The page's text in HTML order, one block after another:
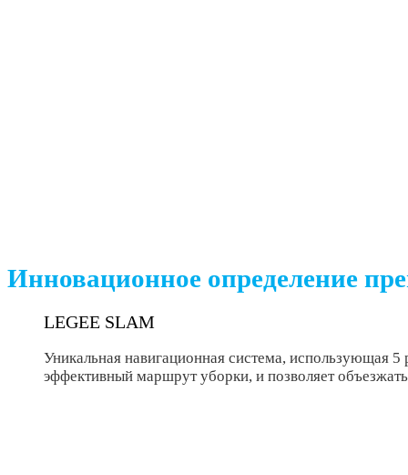
Инновационное определение
LEGEE SLAM
Уникальная навигационная система, использующая
эффективный маршрут уборки, и позволяет